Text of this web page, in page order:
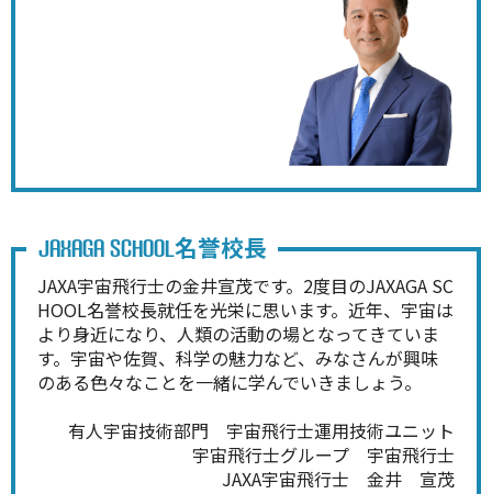
JAXAGA SCHOOL名誉校長
JAXA宇宙飛行士の金井宣茂です。2度目のJAXAGA SC
HOOL名誉校長就任を光栄に思います。近年、宇宙は
より身近になり、人類の活動の場となってきていま
す。宇宙や佐賀、科学の魅力など、みなさんが興味
のある色々なことを一緒に学んでいきましょう。
有人宇宙技術部門 宇宙飛行士運用技術ユニット
宇宙飛行士グループ 宇宙飛行士
JAXA宇宙飛行士 金井 宣茂